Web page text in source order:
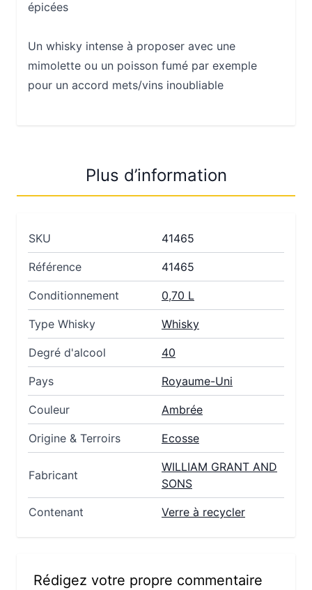
épicées
Un whisky intense à proposer avec une
mimolette ou un poisson fumé par exemple
pour un accord mets/vins inoubliable
Plus d’information
SKU 41465
Référence 41465
Conditionnement 0,70 L
Type Whisky Whisky
Degré d'alcool 40
Pays Royaume-Uni
Couleur Ambrée
Origine & Terroirs Ecosse
Fabricant
WILLIAM GRANT AND
SONS
Contenant Verre à recycler
Rédigez votre propre commentaire